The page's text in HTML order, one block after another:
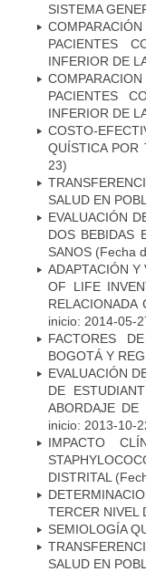
SISTEMA
PACIENTES
INFERIOR DE
PACIENTES
INFERIOR DE
COSTO-
QUÍSTICA POR
23)
SALUD EN
EVALUACIÓN
DOS BEBIDAS
SANOS (Fecha
ADAPTACIÓN
OF LIFE
inicio: 2014-05-
FACTORES
BOGOTÁ Y
EVALUACIÓN
DE
ABORDAJE
inicio: 2013-10-
IMPACTO
DISTRITAL
TERCER NIVEL
SEMIOLOGÍA
SALUD EN